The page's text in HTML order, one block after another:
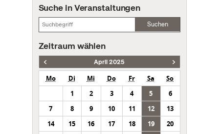
Suche in Veranstaltungen
Suchen
Zeitraum wählen
April 2025
Mo Di Mi Do Fr Sa
So
1
2 3 4 5
6
7
8 9 10 11 12
13
14
15 16 17 18 19
20